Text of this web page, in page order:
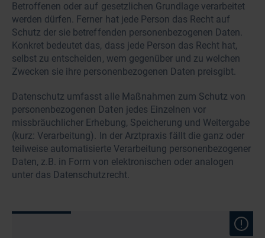
Betroffenen oder auf gesetzlichen Grundlage verarbeitet
werden dürfen. Ferner hat jede Person das Recht auf
Schutz der sie betreffenden personenbezogenen Daten.
Konkret bedeutet das, dass jede Person das Recht hat,
selbst zu entscheiden, wem gegenüber und zu welchen
Zwecken sie ihre personenbezogenen Daten preisgibt.
Datenschutz umfasst alle Maßnahmen zum Schutz von
personenbezogenen Daten jedes Einzelnen vor
missbräuchlicher Erhebung, Speicherung und Weitergabe
(kurz: Verarbeitung). In der Arztpraxis fällt die ganz oder
teilweise automatisierte Verarbeitung personenbezogener
Daten, z.B. in Form von elektronischen oder analogen
unter das Datenschutzrecht.